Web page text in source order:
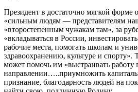
Президент в достаточно мягкой форме
«сильным людям — представителям
«второстепенным чужакам там», за
«вкладываться в России,
рабочие места, помогать школам и
здравоохранению, культуре и спорту».
может помочь им «выстраивать
направлении…..приумножить
признание, благодарность людей на